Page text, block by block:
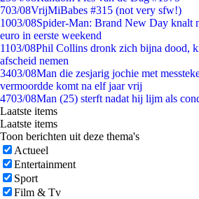
703/08VrijMiBabes #315 (not very sfw!)
1003/08Spider-Man: Brand New Day knalt
euro in eerste weekend
1103/08Phil Collins dronk zich bijna dood,
afscheid nemen
3403/08Man die zesjarig jochie met
vermoordde komt na elf jaar vrij
4703/08Man (25) sterft nadat hij lijm als
Laatste items
Laatste items
Toon berichten uit deze thema's
Actueel
Entertainment
Sport
Film & Tv